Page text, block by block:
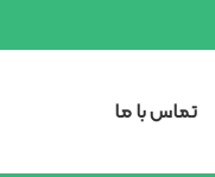
تماس با ما